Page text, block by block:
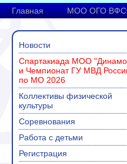
Главная МОО ОГО
Новости
Спартакиада МОО
и Чемпионат ГУ МВД
по МО 2026
Коллективы физической
культуры
Соревнования
Работа с детьми
Регистрация